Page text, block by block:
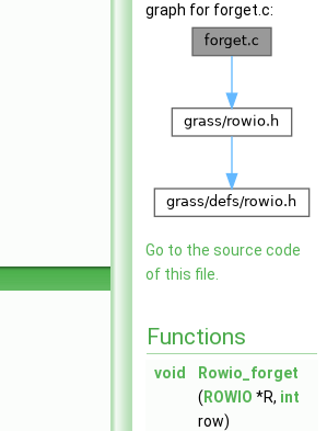
graph for forget.c:
Go to the source code
of this file.
Functions
void
Rowio_forget
( ROWIO *R, int
row)